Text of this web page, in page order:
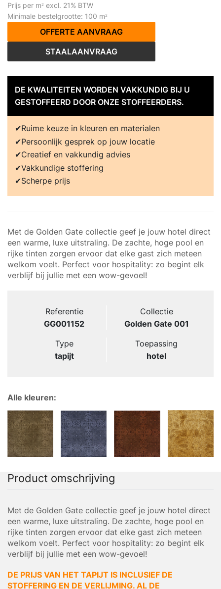
Prijs per m2 excl. 21% BTW
Minimale bestelgrootte: 100 m2
OFFERTE AANVRAAG
STAALAANVRAAG
DE KWALITEITEN WORDEN VAKKUNDIG BIJ U
GESTOFFEERD DOOR ONZE STOFFEERDERS.
Ruime keuze in kleuren en materialen
Persoonlijk gesprek op jouw locatie
Creatief en vakkundig advies
Vakkundige stoffering
Scherpe prijs
Met de Golden Gate collectie geef je jouw hotel direct
een warme, luxe uitstraling. De zachte, hoge pool en
rijke tinten zorgen ervoor dat elke gast zich meteen
welkom voelt. Perfect voor hospitality: zo begint elk
verblijf bij jullie met een wow-gevoel!
Referentie
GG001152
Collectie
Golden Gate 001
Type
tapijt
Toepassing
hotel
Alle kleuren:
Product omschrijving
Met de Golden Gate collectie geef je jouw hotel direct
een warme, luxe uitstraling. De zachte, hoge pool en
rijke tinten zorgen ervoor dat elke gast zich meteen
welkom voelt. Perfect voor hospitality: zo begint elk
verblijf bij jullie met een wow-gevoel!
DE PRIJS VAN HET TAPIJT IS INCLUSIEF DE
STOFFERING EN DE VERLIJMING. AL DE